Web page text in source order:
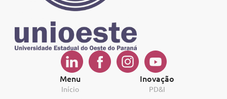
Menu
Início
Inovação
PD&I